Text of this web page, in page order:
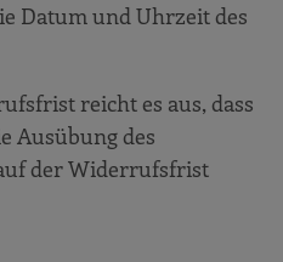
Datum und Uhrzeit des
reicht es aus, dass
Ausübung des
der Widerrufsfrist